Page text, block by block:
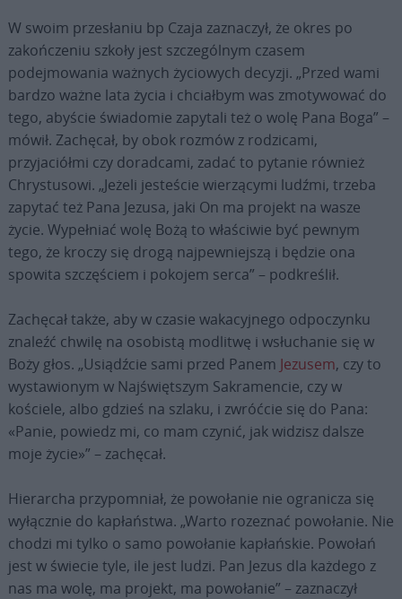
W swoim przesłaniu bp Czaja zaznaczył, że okres po
zakończeniu szkoły jest szczególnym czasem
podejmowania ważnych życiowych decyzji. „Przed wami
bardzo ważne lata życia i chciałbym was zmotywować do
tego, abyście świadomie zapytali też o wolę Pana Boga” –
mówił. Zachęcał, by obok rozmów z rodzicami,
przyjaciółmi czy doradcami, zadać to pytanie również
Chrystusowi. „Jeżeli jesteście wierzącymi ludźmi, trzeba
zapytać też Pana Jezusa, jaki On ma projekt na wasze
życie. Wypełniać wolę Bożą to właściwie być pewnym
tego, że kroczy się drogą najpewniejszą i będzie ona
spowita szczęściem i pokojem serca” – podkreślił.
Zachęcał także, aby w czasie wakacyjnego odpoczynku
znaleźć chwilę na osobistą modlitwę i wsłuchanie się w
Boży głos. „Usiądźcie sami przed Panem Jezusem, czy to
wystawionym w Najświętszym Sakramencie, czy w
kościele, albo gdzieś na szlaku, i zwróćcie się do Pana:
«Panie, powiedz mi, co mam czynić, jak widzisz dalsze
moje życie»” – zachęcał.
Hierarcha przypomniał, że powołanie nie ogranicza się
wyłącznie do kapłaństwa. „Warto rozeznać powołanie. Nie
chodzi mi tylko o samo powołanie kapłańskie. Powołań
jest w świecie tyle, ile jest ludzi. Pan Jezus dla każdego z
nas ma wolę, ma projekt, ma powołanie” – zaznaczył